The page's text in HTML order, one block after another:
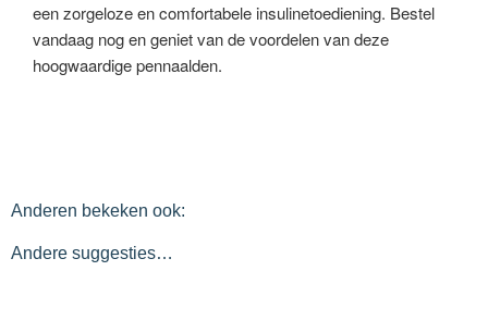
een zorgeloze en comfortabele insulinetoediening. Bestel
vandaag nog en geniet van de voordelen van deze
hoogwaardige pennaalden.
Anderen bekeken ook:
Andere suggesties…